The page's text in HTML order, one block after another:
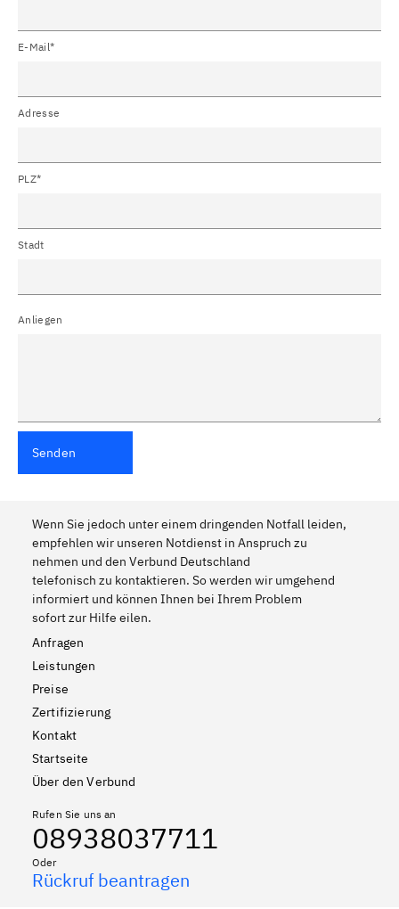
E-Mail*
Adresse
PLZ*
Stadt
Anliegen
Senden
Wenn Sie jedoch unter einem dringenden Notfall leiden,
empfehlen wir unseren Notdienst in Anspruch zu
nehmen und den Verbund Deutschland
telefonisch zu kontaktieren. So werden wir umgehend
informiert und können Ihnen bei Ihrem Problem
sofort zur Hilfe eilen.
Anfragen
Leistungen
Preise
Zertifizierung
Kontakt
Startseite
Über den Verbund
Rufen Sie uns an
08938037711
Oder
Rückruf beantragen